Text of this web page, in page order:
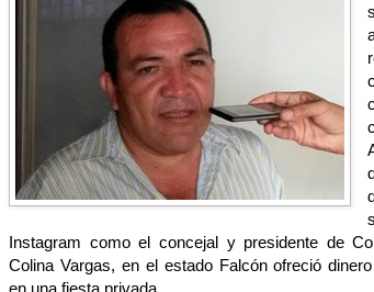
Instagram como el concejal y presidente de
Colina Vargas, en el estado Falcón ofreció